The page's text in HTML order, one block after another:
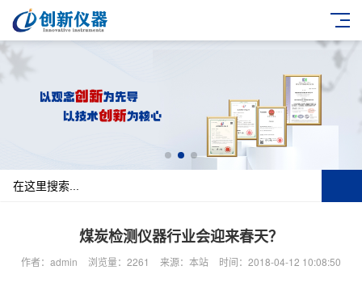
煤炭检测仪器行业会迎来春天？
作者：admin 浏览量：2261 来源：本站 时间：2018-04-12 10:08:50